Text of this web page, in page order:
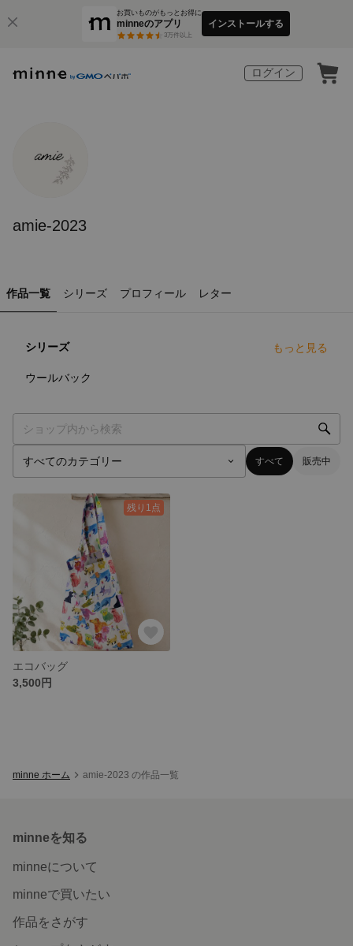
お買いものがもっとお得に
minneのアプリ
3万件以上
インストールする
ログイン
amie-2023
作品一覧 シリーズ プロフィール レター
シリーズ もっと見る
ウールバック
すべて 販売中
残り1点
エコバッグ
3,500円
minne ホーム amie-2023 の作品一覧
minneを知る
minneについて
minneで買いたい
作品をさがす